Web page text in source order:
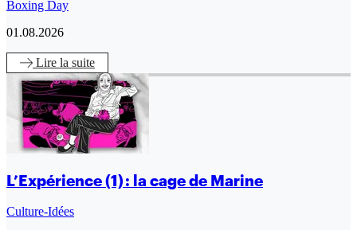
Boxing Day
01.08.2026
Lire la suite
L’Expérience (1) : la cage de Marine
Culture-Idées